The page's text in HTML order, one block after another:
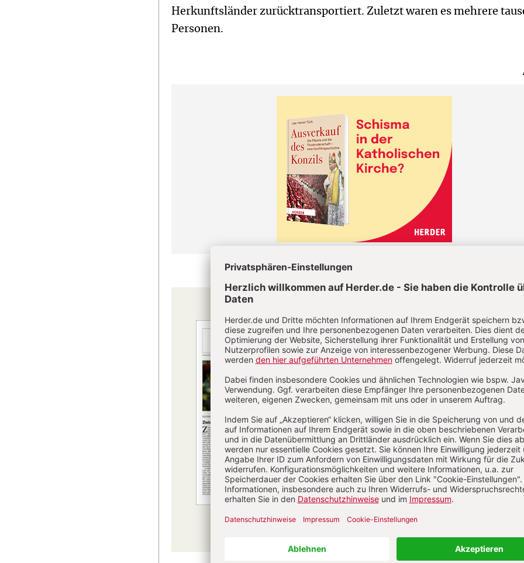
Herkunftsländer zurücktransportiert. Zuletzt waren es mehrere
Personen.
CHRIST IN DER GEGENWART IM ABO
Unsere Wochenzeitschrift bietet Ihnen
Ereignisse aus christlicher Perspektive,
Analysen geistiger, politischer und
für ein modernes christliches Leben.
Zum Kennenlernen: 4 Wochen gratis
Jetzt gratis testen